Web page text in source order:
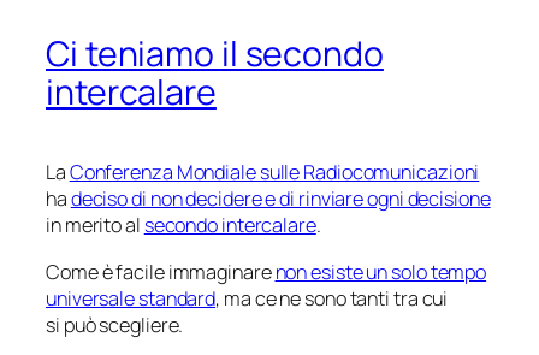
Ci teniamo il secondo
intercalare
LaConferenza Mondiale sulle Radiocomunicazioni
hadeciso di non decidere e di rinviare ogni decisione
in merito al secondo intercalare.
Come è facile immaginarenon esiste un solo tempo
universale standard, ma ce ne sono tanti tra cui
si può scegliere.